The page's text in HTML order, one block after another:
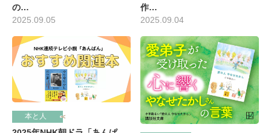
の…
2025.09.05
作…
2025.09.04
本と人